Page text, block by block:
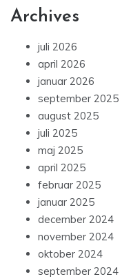
Archives
juli 2026
april 2026
januar 2026
september 2025
august 2025
juli 2025
maj 2025
april 2025
februar 2025
januar 2025
december 2024
november 2024
oktober 2024
september 2024